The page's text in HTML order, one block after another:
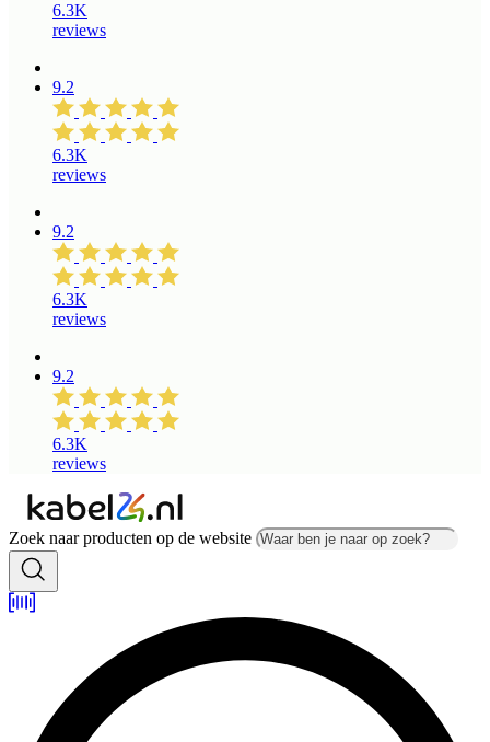
6.3K
reviews
9.2
6.3K
reviews
9.2
6.3K
reviews
9.2
6.3K
reviews
Zoek naar producten op de website